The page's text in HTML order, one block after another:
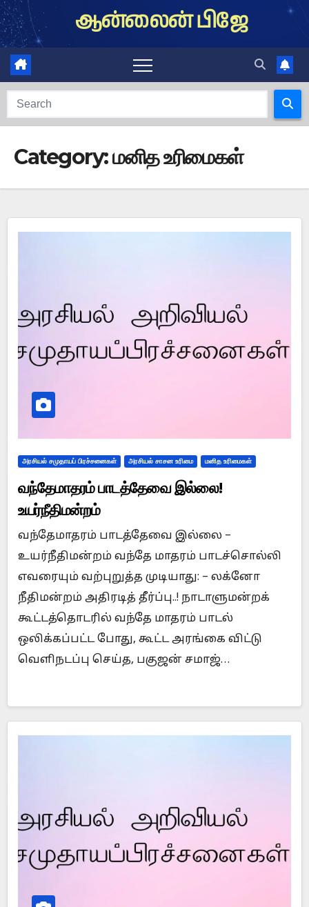
Skip
to
content
ஆன்லைன் பிஜே
Category:மனித உரிமைகள்
அரசியல் சமுதாயப் பிரச்சனைகள் அரசியல் சாசன உரிமை மனித உரிமைகள்
வந்தேமாதரம் பாடத்தேவை இல்லை!
உயர்நீதிமன்றம்
வந்தேமாதரம் பாடத்தேவை இல்லை –
உயர்நீதிமன்றம் வந்தே மாதரம் பாடச்சொல்லி
எவரையும் வற்புறுத்த முடியாது: – லக்னோ
நீதிமன்றம் அதிரடித் தீர்ப்பு..! நாடாளுமன்றக்
கூட்டத்தொடரில் வந்தே மாதரம் பாடல்
ஒலிக்கப்பட்ட போது, கூட்ட அரங்கை விட்டு
வெளிநடப்பு செய்த, பகுஜன் சமாஜ்…